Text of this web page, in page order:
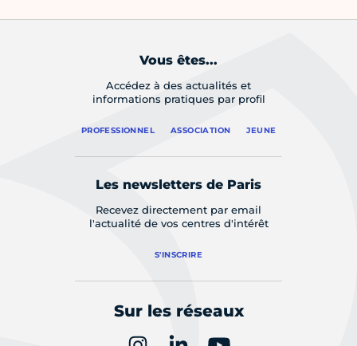
Vous êtes...
Accédez à des actualités et
informations pratiques par profil
PROFESSIONNEL ASSOCIATION JEUNE
Les newsletters de Paris
Recevez directement par email
l'actualité de vos centres d'intérêt
S'INSCRIRE
Sur les réseaux